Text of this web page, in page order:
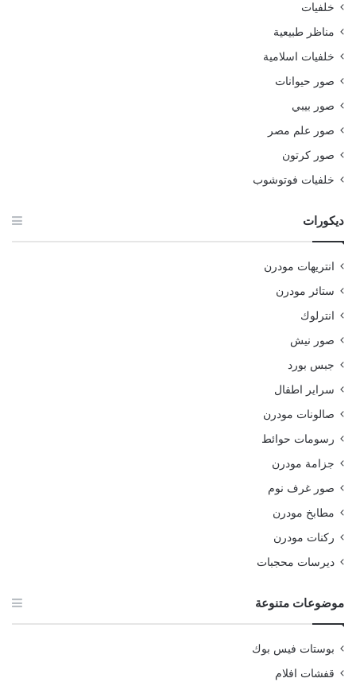
خلفيات
مناظر طبيعية
خلفيات اسلامية
صور حيوانات
صور بيبي
صور علم مصر
صور كرتون
خلفيات فوتوشوب
ديكورات
انتريهات مودرن
ستائر مودرن
انترلوك
صور نيش
جبس بورد
سراير اطفال
صالونات مودرن
رسومات حوائط
جزامة مودرن
صور غرف نوم
مطابخ مودرن
ركنات مودرن
ديرسات محجبات
موضوعات متنوعة
بوستات فيس بوك
قفشات افلام